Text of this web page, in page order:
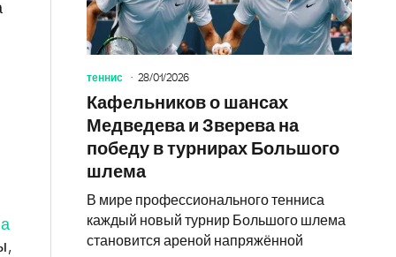
теннис 28/01/2026
Кафельников о шансах
Медведева и Зверева на
победу в турнирах Большого
шлема
В мире профессионального тенниса
каждый новый турнир Большого шлема
становится ареной напряжённой